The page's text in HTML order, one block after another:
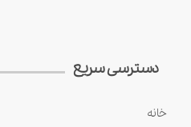
دسترسی سریع
خانه